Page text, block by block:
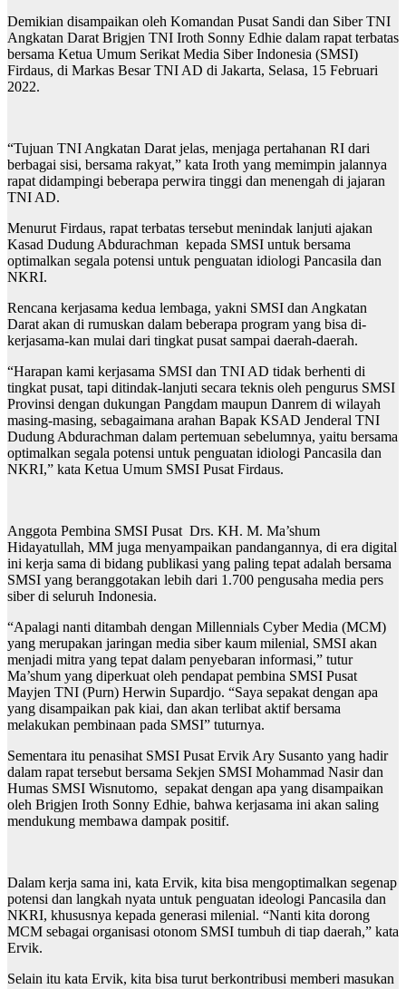
Demikian disampaikan oleh Komandan Pusat Sandi dan Siber TNI
Angkatan Darat Brigjen TNI Iroth Sonny Edhie dalam rapat terbatas
bersama Ketua Umum Serikat Media Siber Indonesia (SMSI)
Firdaus, di Markas Besar TNI AD di Jakarta, Selasa, 15 Februari
2022.
“Tujuan TNI Angkatan Darat jelas, menjaga pertahanan RI dari
berbagai sisi, bersama rakyat,” kata Iroth yang memimpin jalannya
rapat didampingi beberapa perwira tinggi dan menengah di jajaran
TNI AD.
Menurut Firdaus, rapat terbatas tersebut menindak lanjuti ajakan
Kasad Dudung Abdurachman kepada SMSI untuk bersama
optimalkan segala potensi untuk penguatan idiologi Pancasila dan
NKRI.
Rencana kerjasama kedua lembaga, yakni SMSI dan Angkatan
Darat akan di rumuskan dalam beberapa program yang bisa di-
kerjasama-kan mulai dari tingkat pusat sampai daerah-daerah.
“Harapan kami kerjasama SMSI dan TNI AD tidak berhenti di
tingkat pusat, tapi ditindak-lanjuti secara teknis oleh pengurus SMSI
Provinsi dengan dukungan Pangdam maupun Danrem di wilayah
masing-masing, sebagaimana arahan Bapak KSAD Jenderal TNI
Dudung Abdurachman dalam pertemuan sebelumnya, yaitu bersama
optimalkan segala potensi untuk penguatan idiologi Pancasila dan
NKRI,” kata Ketua Umum SMSI Pusat Firdaus.
Anggota Pembina SMSI Pusat Drs. KH. M. Ma’shum
Hidayatullah, MM juga menyampaikan pandangannya, di era digital
ini kerja sama di bidang publikasi yang paling tepat adalah bersama
SMSI yang beranggotakan lebih dari 1.700 pengusaha media pers
siber di seluruh Indonesia.
“Apalagi nanti ditambah dengan Millennials Cyber Media (MCM)
yang merupakan jaringan media siber kaum milenial, SMSI akan
menjadi mitra yang tepat dalam penyebaran informasi,” tutur
Ma’shum yang diperkuat oleh pendapat pembina SMSI Pusat
Mayjen TNI (Purn) Herwin Supardjo. “Saya sepakat dengan apa
yang disampaikan pak kiai, dan akan terlibat aktif bersama
melakukan pembinaan pada SMSI” tuturnya.
Sementara itu penasihat SMSI Pusat Ervik Ary Susanto yang hadir
dalam rapat tersebut bersama Sekjen SMSI Mohammad Nasir dan
Humas SMSI Wisnutomo, sepakat dengan apa yang disampaikan
oleh Brigjen Iroth Sonny Edhie, bahwa kerjasama ini akan saling
mendukung membawa dampak positif.
Dalam kerja sama ini, kata Ervik, kita bisa mengoptimalkan segenap
potensi dan langkah nyata untuk penguatan ideologi Pancasila dan
NKRI, khususnya kepada generasi milenial. “Nanti kita dorong
MCM sebagai organisasi otonom SMSI tumbuh di tiap daerah,” kata
Ervik.
Selain itu kata Ervik, kita bisa turut berkontribusi memberi masukan